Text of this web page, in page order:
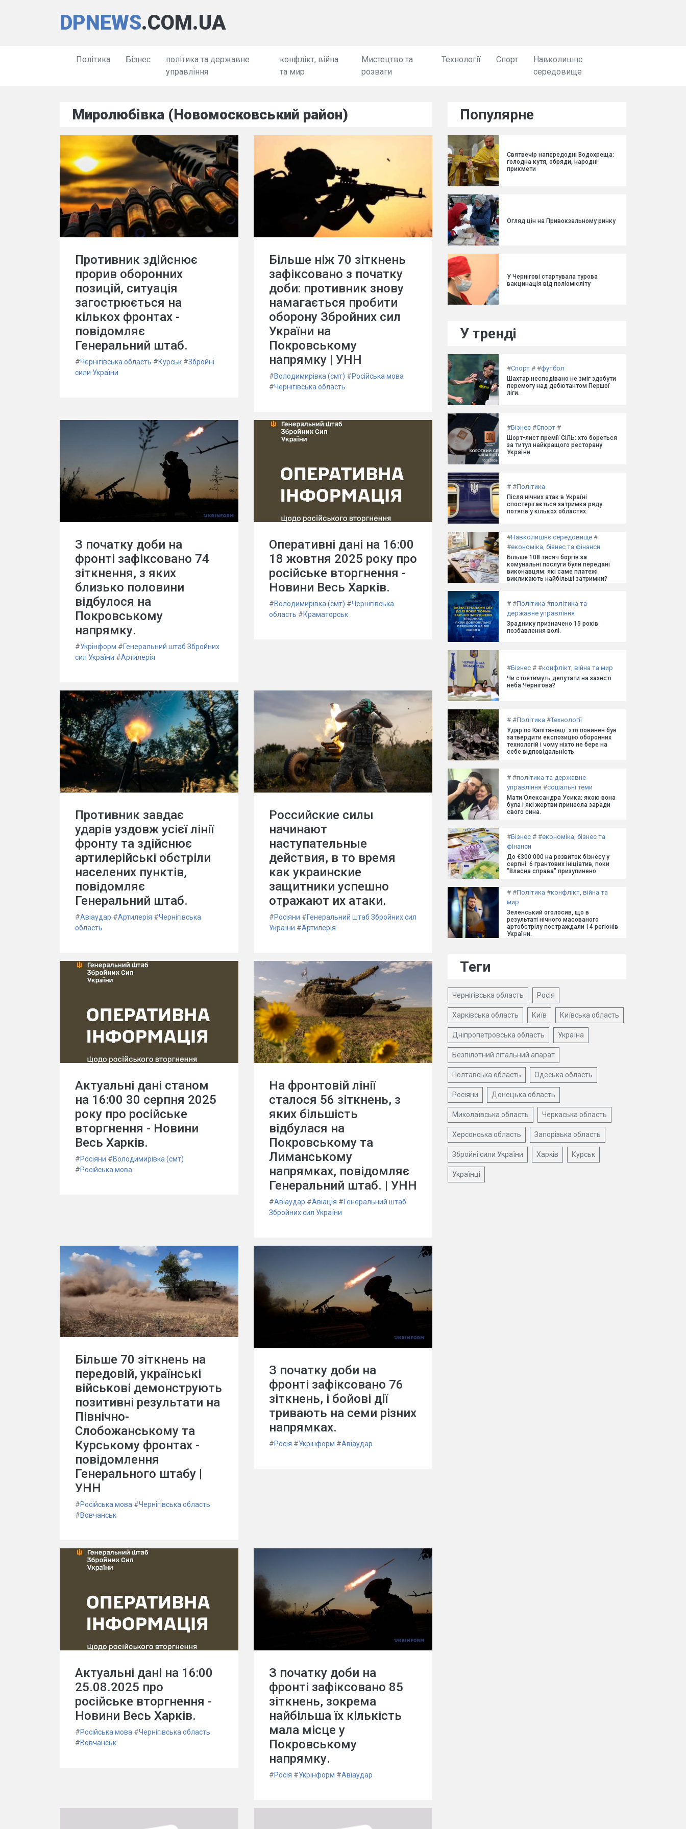
DPNEWS.COM.UA
Політика Бізнес
політика та державне
управління
конфлікт, війна
та мир
Мистецтво та
розваги
Технології Спорт
Навколишнє
середовище
Миролюбівка (Новомосковський район)
Противник здійснює
прорив оборонних
позицій, ситуація
загострюється на
кількох фронтах -
повідомляє
Генеральний штаб.
#Чернігівська область #Курськ #Збройні
сили України
Більше ніж 70 зіткнень
зафіксовано з початку
доби: противник знову
намагається пробити
оборону Збройних сил
України на
Покровському
напрямку | УНН
#Володимирівка (смт) #Російська мова
#Чернігівська область
З початку доби на
фронті зафіксовано 74
зіткнення, з яких
близько половини
відбулося на
Покровському
напрямку.
#Укрінформ #Генеральний штаб Збройних
сил України #Артилерія
Оперативні дані на 16:00
18 жовтня 2025 року про
російське вторгнення -
Новини Весь Харків.
#Володимирівка (смт) #Чернігівська
область #Краматорськ
Противник завдає
ударів уздовж усієї лінії
фронту та здійснює
артилерійські обстріли
населених пунктів,
повідомляє
Генеральний штаб.
#Авіаудар #Артилерія #Чернігівська
область
Российские силы
начинают
наступательные
действия, в то время
как украинские
защитники успешно
отражают их атаки.
#Росіяни #Генеральний штаб Збройних сил
України #Артилерія
Актуальні дані станом
на 16:00 30 серпня 2025
року про російське
вторгнення - Новини
Весь Харків.
#Росіяни #Володимирівка (смт)
#Російська мова
На фронтовій лінії
сталося 56 зіткнень, з
яких більшість
відбулася на
Покровському та
Лиманському
напрямках, повідомляє
Генеральний штаб. | УНН
#Авіаудар #Авіація #Генеральний штаб
Збройних сил України
Більше 70 зіткнень на
передовій, українські
військові демонструють
позитивні результати на
Північно-
Слобожанському та
Курському фронтах -
повідомлення
Генерального штабу |
УНН
#Російська мова #Чернігівська область
#Вовчанськ
З початку доби на
фронті зафіксовано 76
зіткнень, і бойові дії
тривають на семи різних
напрямках.
#Росія #Укрінформ #Авіаудар
Актуальні дані на 16:00
25.08.2025 про
російське вторгнення -
Новини Весь Харків.
#Російська мова #Чернігівська область
#Вовчанськ
З початку доби на
фронті зафіксовано 85
зіткнень, зокрема
найбільша їх кількість
мала місце у
Покровському
напрямку.
#Росія #Укрінформ #Авіаудар
Популярне
Святвечір напередодні Водохреща:
голодна кутя, обряди, народні
прикмети
Огляд цін на Привокзальному ринку
У Чернігові стартувала турова
вакцинація від поліомієліту
У тренді
#Спорт # #футбол
Шахтар несподівано не зміг здобути
перемогу над дебютантом Першої
ліги.
#Бізнес #Спорт #
Шорт-лист премії СІЛЬ: хто бореться
за титул найкращого ресторану
України
# #Політика
Після нічних атак в Україні
спостерігається затримка ряду
потягів у кількох областях.
#Навколишнє середовище #
#економіка, бізнес та фінанси
Більше 108 тисяч боргів за
комунальні послуги були передані
виконавцям: які саме платежі
викликають найбільші затримки?
# #Політика #політика та
державне управління
Зраднику призначено 15 років
позбавлення волі.
#Бізнес # #конфлікт, війна та мир
Чи стоятимуть депутати на захисті
неба Чернігова?
# #Політика #Технології
Удар по Капітанівці: хто повинен був
затвердити експозицію оборонних
технологій і чому ніхто не бере на
себе відповідальність.
# #політика та державне
управління #соціальні теми
Мати Олександра Усика: якою вона
була і які жертви принесла заради
свого сина.
#Бізнес # #економіка, бізнес та
фінанси
До €300 000 на розвиток бізнесу у
серпні: 6 грантових ініціатив, поки
"Власна справа" призупинено.
# #Політика #конфлікт, війна та
мир
Зеленський оголосив, що в
результаті нічного масованого
артобстрілу постраждали 14 регіонів
України.
Теги
Чернігівська область Росія
Харківська область Київ Київська область
Дніпропетровська область Україна
Безпілотний літальний апарат
Полтавська область Одеська область
Росіяни Донецька область
Миколаївська область Черкаська область
Херсонська область Запорізька область
Збройні сили України Харків Курськ
Українці